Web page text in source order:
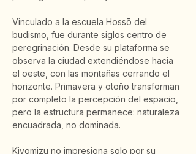
Vinculado a la escuela Hossō del
budismo, fue durante siglos centro de
peregrinación. Desde su plataforma se
observa la ciudad extendiéndose hacia
el oeste, con las montañas cerrando el
horizonte. Primavera y otoño transforman
por completo la percepción del espacio,
pero la estructura permanece: naturaleza
encuadrada, no dominada.
Kiyomizu no impresiona solo por su